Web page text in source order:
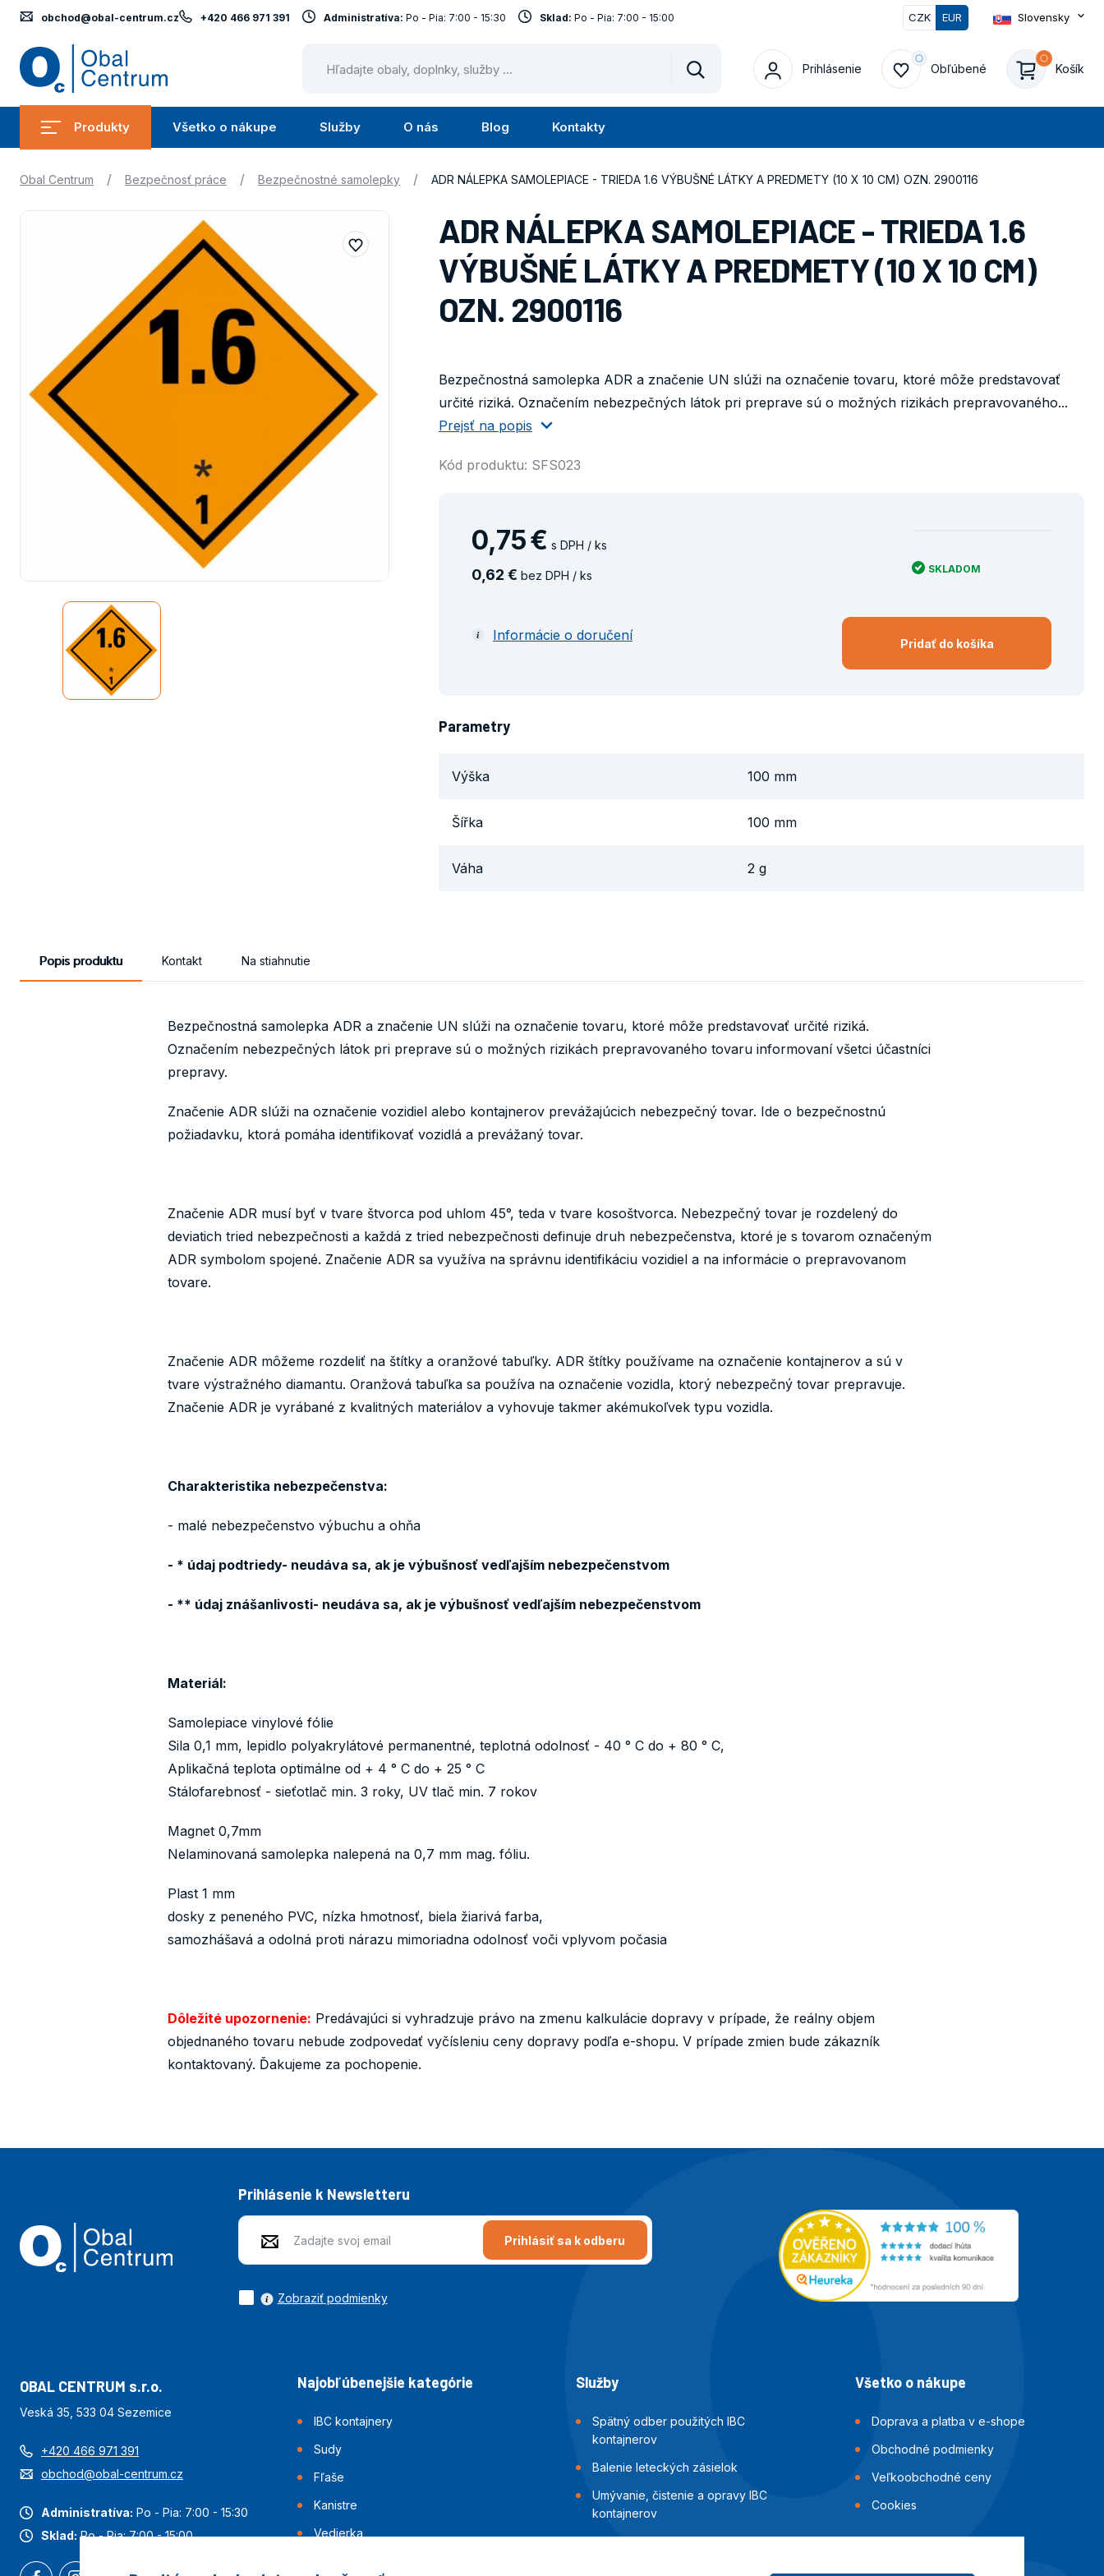
CZK EUR Slovensky
Vyhledat
Prihlásenie Obľúbené Košík
Produkty
Submenu
Produkty
Všetko o nákupe
Submenu
Všetko
Služby
Submenu
Služby
O nás
Submenu
O
Blog Kontakty
obchod@obal-centrum.cz +420 466 971 391 Administratíva: Po - Pia: 7:00 - 15:30 Sklad: Po - Pia: 7:00 - 15:00
Obal Centrum / Bezpečnosť práce / Bezpečnostné samolepky / ADR NÁLEPKA SAMOLEPIACE - TRIEDA 1.6 VÝBUŠNÉ LÁTKY A PREDMETY (10 X 10 CM) OZN. 2900116
ADR NÁLEPKA SAMOLEPIACE - TRIEDA 1.6
VÝBUŠNÉ LÁTKY A PREDMETY (10 X 10 CM)
OZN. 2900116
Bezpečnostná samolepka ADR a značenie UN slúži na označenie tovaru, ktoré môže predstavovať
určité riziká. Označením nebezpečných látok pri preprave sú o možných rizikách prepravovaného...
Prejsť na popis
Kód produktu: SFS023
0,75€ s DPH / ks
0 62 € bez DPH / ks SKLADOM
Informácie o doručení Pridať do košíka
Parametry
Výška 100 mm
Šířka 100 mm
Váha 2 g
Popis produktu Kontakt Na stiahnutie
Bezpečnostná samolepka ADR a značenie UN slúži na označenie tovaru, ktoré môže predstavovať určité riziká.
Označením nebezpečných látok pri preprave sú o možných rizikách prepravovaného tovaru informovaní všetci účastníci
prepravy.
Značenie ADR slúži na označenie vozidiel alebo kontajnerov prevážajúcich nebezpečný tovar. Ide o bezpečnostnú
požiadavku, ktorá pomáha identifikovať vozidlá a prevážaný tovar.
Značenie ADR musí byť v tvare štvorca pod uhlom 45°, teda v tvare kosoštvorca. Nebezpečný tovar je rozdelený do
deviatich tried nebezpečnosti a každá z tried nebezpečnosti definuje druh nebezpečenstva, ktoré je s tovarom označeným
ADR symbolom spojené. Značenie ADR sa využíva na správnu identifikáciu vozidiel a na informácie o prepravovanom
tovare.
Značenie ADR môžeme rozdeliť na štítky a oranžové tabuľky. ADR štítky používame na označenie kontajnerov a sú v
tvare výstražného diamantu. Oranžová tabuľka sa používa na označenie vozidla, ktorý nebezpečný tovar prepravuje.
Značenie ADR je vyrábané z kvalitných materiálov a vyhovuje takmer akémukoľvek typu vozidla.
Charakteristika nebezpečenstva:
- malé nebezpečenstvo výbuchu a ohňa
- * údaj podtriedy- neudáva sa, ak je výbušnosť vedľajším nebezpečenstvom
- ** údaj znášanlivosti- neudáva sa, ak je výbušnosť vedľajším nebezpečenstvom
Materiál:
Samolepiace vinylové fólie
Sila 0,1 mm, lepidlo polyakrylátové permanentné, teplotná odolnosť - 40 ° C do + 80 ° C,
Aplikačná teplota optimálne od + 4 ° C do + 25 ° C
Stálofarebnosť - sieťotlač min. 3 roky, UV tlač min. 7 rokov
Magnet 0,7mm
Nelaminovaná samolepka nalepená na 0,7 mm mag. fóliu.
Plast 1 mm
dosky z peneného PVC, nízka hmotnosť, biela žiarivá farba,
samozhášavá a odolná proti nárazu mimoriadna odolnosť voči vplyvom počasia
Dôležité upozornenie: Predávajúci si vyhradzuje právo na zmenu kalkulácie dopravy v prípade, že reálny objem
objednaného tovaru nebude zodpovedať vyčísleniu ceny dopravy podľa e-shopu. V prípade zmien bude zákazník
kontaktovaný. Ďakujeme za pochopenie.
Prihlásenie k Newsletteru
Prihlásiť sa k odberu
Zobraziť podmienky
OBAL CENTRUM s.r.o.
Veská 35, 533 04 Sezemice
+420 466 971 391
obchod@obal-centrum.cz
Administratíva: Po - Pia: 7:00 - 15:30
Sklad: Po - Pia: 7:00 - 15:00
Najobľúbenejšie kategórie
IBC kontajnery
Sudy
Fľaše
Kanistre
Vedierka
Služby
Spätný odber použitých IBC
kontajnerov
Balenie leteckých zásielok
Umývanie, čistenie a opravy IBC
kontajnerov
Inšpekcia a skúšky tesnosti IBC
Všetko o nákupe
Doprava a platba v e-shope
Obchodné podmienky
Veľkoobchodné ceny
Cookies